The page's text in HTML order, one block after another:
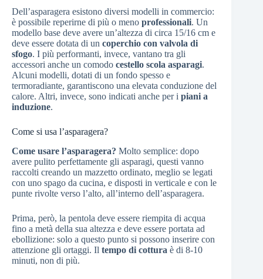
Dell’asparagera esistono diversi modelli in commercio:
è possibile reperirne di più o meno professionali. Un
modello base deve avere un’altezza di circa 15/16 cm e
deve essere dotata di un coperchio con valvola di
sfogo. I più performanti, invece, vantano tra gli
accessori anche un comodo cestello scola asparagi.
Alcuni modelli, dotati di un fondo spesso e
termoradiante, garantiscono una elevata conduzione del
calore. Altri, invece, sono indicati anche per i piani a
induzione.
Come si usa l’asparagera?
Come usare l’asparagera? Molto semplice: dopo
avere pulito perfettamente gli asparagi, questi vanno
raccolti creando un mazzetto ordinato, meglio se legati
con uno spago da cucina, e disposti in verticale e con le
punte rivolte verso l’alto, all’interno dell’asparagera.
Prima, però, la pentola deve essere riempita di acqua
fino a metà della sua altezza e deve essere portata ad
ebollizione: solo a questo punto si possono inserire con
attenzione gli ortaggi. Il tempo di cottura è di 8-10
minuti, non di più.